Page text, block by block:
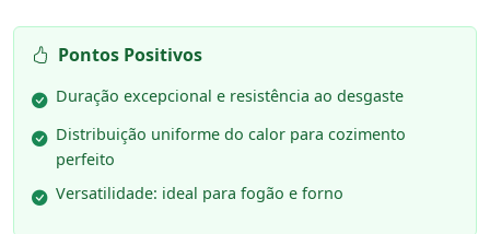
Pontos Positivos
Duração excepcional e resistência ao desgaste
Distribuição uniforme do calor para cozimento
perfeito
Versatilidade: ideal para fogão e forno